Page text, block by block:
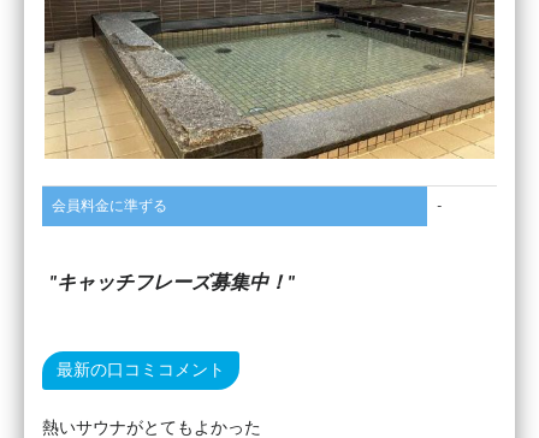
会員料金に準ずる -
キャッチフレーズ募集中！
最新の口コミコメント
熱いサウナがとてもよかった